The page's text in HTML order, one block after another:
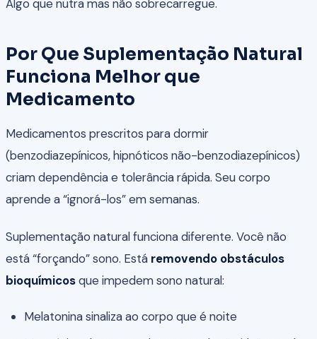
Algo que nutra mas não sobrecarregue.
Por Que Suplementação Natural
Funciona Melhor que
Medicamento
Medicamentos prescritos para dormir
(benzodiazepínicos, hipnóticos não-benzodiazepínicos)
criam dependência e tolerância rápida. Seu corpo
aprende a “ignorá-los” em semanas.
Suplementação natural funciona diferente. Você não
está “forçando” sono. Está removendo obstáculos
bioquímicosque impedem sono natural:
Melatonina sinaliza ao corpo que é noite